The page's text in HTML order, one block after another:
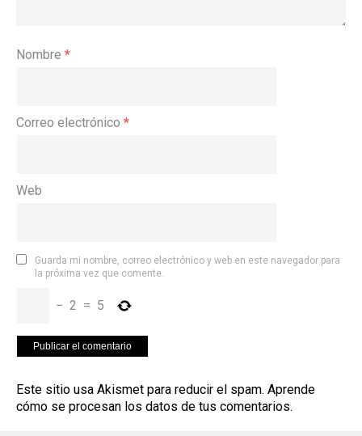
Nombre *
Correo electrónico *
Web
Guarda mi nombre, correo electrónico y web en este navegador para
la próxima vez que comente.
− 2 = 5
Este sitio usa Akismet para reducir el spam. Aprende
cómo se procesan los datos de tus comentarios.